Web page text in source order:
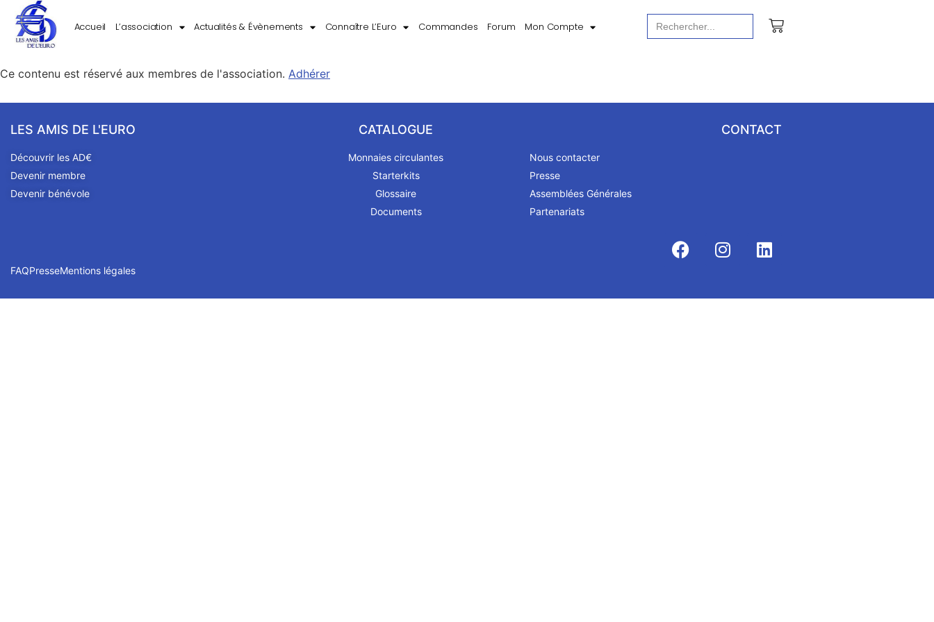
Accueil L’association Actualités & Évènements Connaître L’Euro Commandes Forum Mon Compte
Recherche
de
:
Ce contenu est réservé aux membres de l'association. Adhérer
LES AMIS DE L'EURO
Découvrir les AD€
Devenir membre
Devenir bénévole
FAQPresseMentions légales
CATALOGUE
Monnaies circulantes
Starterkits
Glossaire
Documents
CONTACT
Nous contacter
Presse
Assemblées Générales
Partenariats